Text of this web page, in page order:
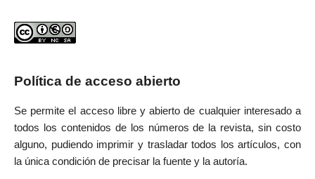
Política de acceso abierto
Se permite el acceso libre y abierto de cualquier interesado a
todos los contenidos de los números de la revista, sin costo
alguno, pudiendo imprimir y trasladar todos los artículos, con
la única condición de precisar la fuente y la autoría.